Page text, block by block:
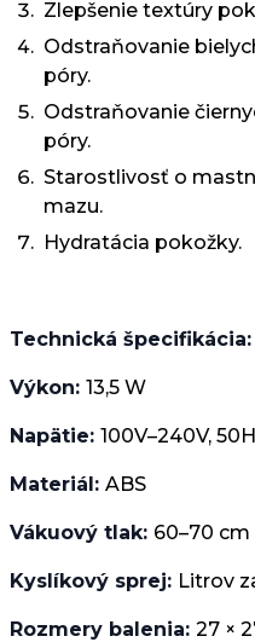
Zlepšenie textúry
Odstraňovanie
póry.
Odstraňovanie
póry.
Starostlivosť o
mazu.
Hydratácia pokožky.
Technická špecifikácia:
Výkon: 13,5 W
Napätie: 100V–240V,
Materiál: ABS
Vákuový tlak: 60–70 cm
Kyslíkový sprej: Litrov
Rozmery balenia: 27 ×